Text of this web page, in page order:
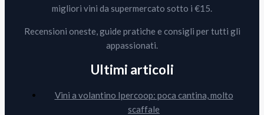
migliori vini da supermercato sotto i €15.
Recensioni oneste, guide pratiche e consigli per tutti gli
appassionati.
Ultimi articoli
Vini a volantino Ipercoop: poca cantina, molto
scaffale